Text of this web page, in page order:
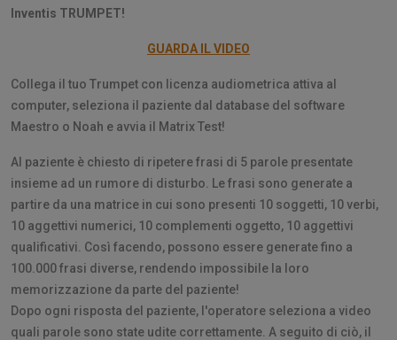
Inventis TRUMPET!
GUARDA IL VIDEO
Collega il tuo Trumpet con licenza audiometrica attiva al
computer, seleziona il paziente dal database del software
Maestro o Noah e avvia il Matrix Test!
Al paziente è chiesto di ripetere frasi di 5 parole presentate
insieme ad un rumore di disturbo. Le frasi sono generate a
partire da una matrice in cui sono presenti 10 soggetti, 10 verbi,
10 aggettivi numerici, 10 complementi oggetto, 10 aggettivi
qualificativi. Così facendo, possono essere generate fino a
100.000 frasi diverse, rendendo impossibile la loro
memorizzazione da parte del paziente!
Dopo ogni risposta del paziente, l'operatore seleziona a video
quali parole sono state udite correttamente. A seguito di ciò, il